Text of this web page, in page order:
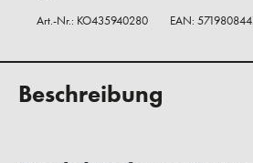
Art.-Nr.: KO435940280 EAN:
Beschreibung